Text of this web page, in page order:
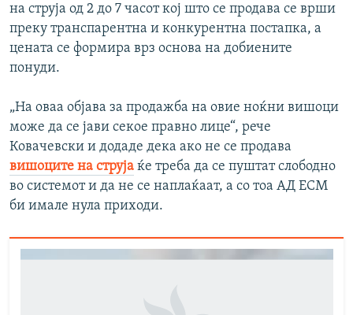
на струја од 2 до 7 часот кој што се продава се врши
преку транспарентна и конкурентна постапка, а
цената се формира врз основа на добиените
понуди.
„На оваа објава за продажба на овие ноќни вишоци
може да се јави секое правно лице“, рече
Ковачевски и додаде дека ако не се продава
вишоците на струја ќе треба да се пуштат слободно
во системот и да не се наплаќаат, а со тоа АД ЕСМ
би имале нула приходи.